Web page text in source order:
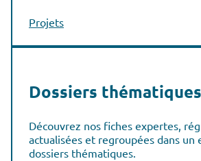
Projets
Dossiers thématiques
Découvrez nos fiches expertes,
actualisées et regroupées dans un
dossiers thématiques.